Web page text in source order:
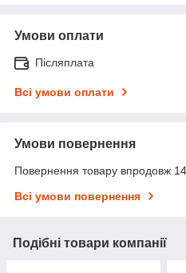
Умови оплати
Післяплата
Всі умови оплати
Умови повернення
Повернення товару впродовж
Всі умови повернення
Подібні товари компанії